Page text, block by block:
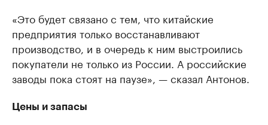
«Это будет связано с тем, что китайские
предприятия только восстанавливают
производство, и в очередь к ним выстроились
покупатели не только из России. А российские
заводы пока стоят на паузе», — сказал Антонов.
Цены и запасы